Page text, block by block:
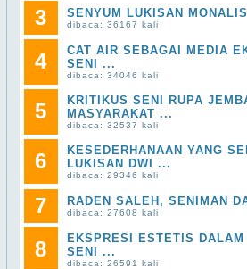
3 SENYUM LUKISAN
dibaca: 36167 kali
4
CAT AIR SEBAGAI MEDIA
SENI ...
dibaca: 34046 kali
5
KRITIKUS SENI RUPA
MASYARAKAT ...
dibaca: 32537 kali
6
KESEDERHANAAN YANG
LUKISAN DWI ...
dibaca: 29346 kali
7 RADEN SALEH, SENIMAN
dibaca: 27608 kali
8
EKSPRESI ESTETIS DALAM
SENI ...
dibaca: 26591 kali